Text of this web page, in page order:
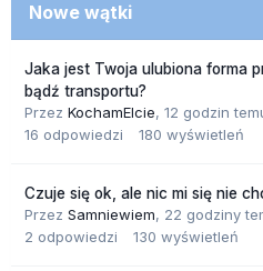
Nowe wątki
Jaka jest Twoja ulubiona forma
bądź transportu?
Przez KochamElcie, 12 godzin
16 odpowiedzi 180 wyświetleń
Czuje się ok, ale nic mi się nie
Przez Samniewiem, 22 godziny
2 odpowiedzi 130 wyświetleń